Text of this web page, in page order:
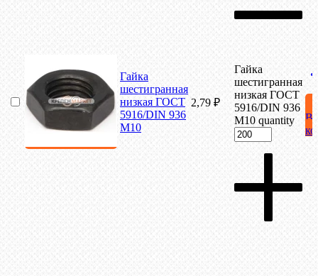
Гайка
шестигранная
низкая ГОСТ
5916/DIN 936
М10
2,79 ₽
Гайка
шестигранная
низкая ГОСТ
5916/DIN 936
М10 quantity
В